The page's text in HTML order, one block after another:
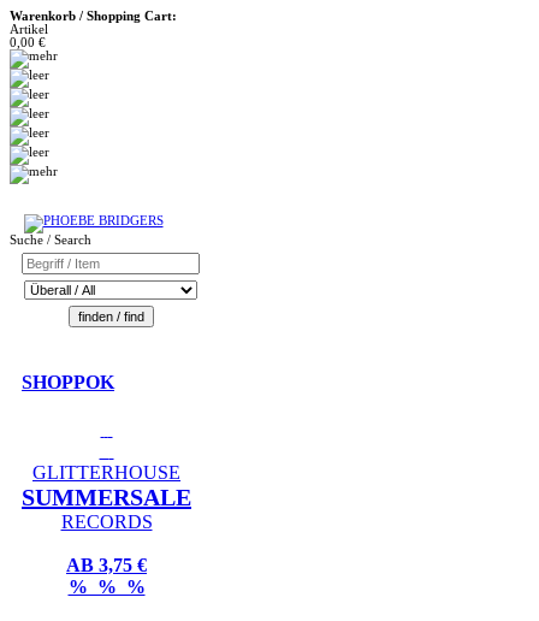
Warenkorb / Shopping Cart:
Artikel
0,00 €
Suche / Search
SHOPPOK
GLITTERHOUSE
SUMMERSALE
RECORDS
AB 3,75 €
% % %